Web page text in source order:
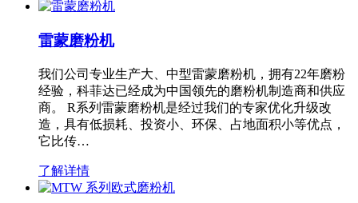
雷蒙磨粉机
我们公司专业生产大、中型雷蒙磨粉机，拥有22年磨粉
经验，科菲达已经成为中国领先的磨粉机制造商和供应
商。 R系列雷蒙磨粉机是经过我们的专家优化升级改
造，具有低损耗、投资小、环保、占地面积小等优点，
它比传…
了解详情